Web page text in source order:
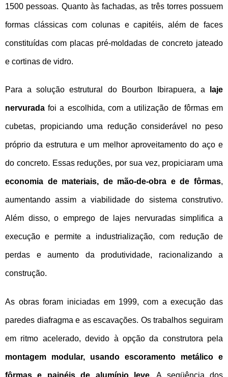
1500 pessoas. Quanto às fachadas, as três torres possuem
formas clássicas com colunas e capitéis, além de faces
constituídas com placas pré-moldadas de concreto jateado
e cortinas de vidro.
Para a solução estrutural do Bourbon Ibirapuera, a laje
nervurada foi a escolhida, com a utilização de fôrmas em
cubetas, propiciando uma redução considerável no peso
próprio da estrutura e um melhor aproveitamento do aço e
do concreto. Essas reduções, por sua vez, propiciaram uma
economia de materiais, de mão-de-obra e de fôrmas,
aumentando assim a viabilidade do sistema construtivo.
Além disso, o emprego de lajes nervuradas simplifica a
execução e permite a industrialização, com redução de
perdas e aumento da produtividade, racionalizando a
construção.
As obras foram iniciadas em 1999, com a execução das
paredes diafragma e as escavações. Os trabalhos seguiram
em ritmo acelerado, devido à opção da construtora pela
montagem modular, usando escoramento metálico e
fôrmas e painéis de alumínio leve. A seqüência dos